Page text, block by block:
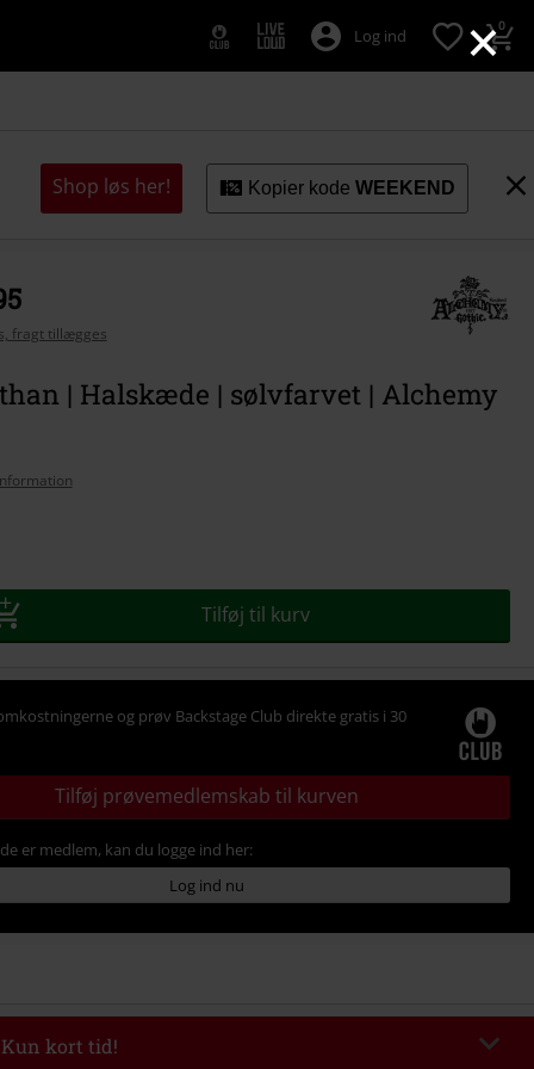
×
Log ind 0
Shop løs her! Kopier kode WEEKEND
fragt tillægges
| Halskæde | sølvfarvet | Alchemy
Tilføj til kurv
og prøv Backstage Club direkte gratis i 30
Tilføj prøvemedlemskab til kurven
er medlem, kan du logge ind her:
Log ind nu
Kun kort tid!